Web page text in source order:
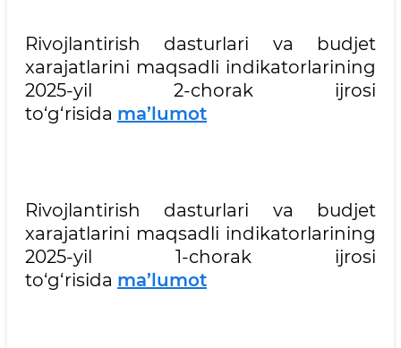
Rivojlantirish dasturlari va budjet
xarajatlarini maqsadli indikatorlarining
2025-yil 2-chorak ijrosi
to‘g‘risida ma’lumot
Rivojlantirish dasturlari va budjet
xarajatlarini maqsadli indikatorlarining
2025-yil 1-chorak ijrosi
to‘g‘risida ma’lumot